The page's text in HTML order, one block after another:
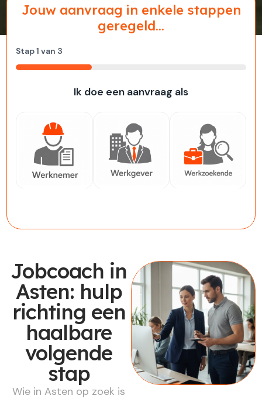
Jouw aanvraag in enkele stappen
geregeld...
Stap1 van 3
33%
Ik doe een aanvraag als
Jobcoach in
Asten: hulp
richting een
haalbare
volgende
stap
Wie in Asten op zoek is